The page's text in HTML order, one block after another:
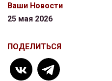
Ваши Новости
25 мая 2026
ПОДЕЛИТЬСЯ